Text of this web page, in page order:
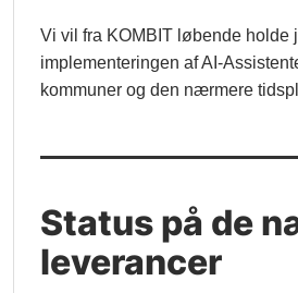
Vi vil fra KOMBIT løbende holde
implementeringen af AI-
kommuner og den nærmere
Status på de
leverancer